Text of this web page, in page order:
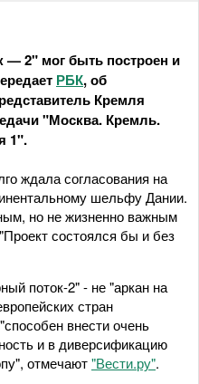
— 2" мог быть построен и
РБК, об
Кремля
"Москва. Кремль.
1".
ждала согласования на
шельфу Дании.
но не жизненно важным
состоялся бы и без
поток-2" - не "аркан на
стран
внести очень
и в диверсификацию
отмечают"Вести.ру".